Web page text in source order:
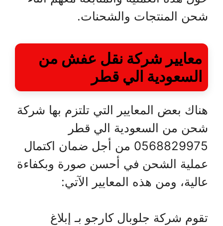
شحن المنتجات والشحنات.
معايير شركة نقل عفش من
السعودية الي قطر
هناك بعض المعايير التي تلتزم بها شركة
شحن من السعودية الي قطر
0568829975 من أجل ضمان اكتمال
عملية الشحن في أحسن صورة وبكفاءة
عالية، ومن هذه المعايير الآتي:
تقوم شركة جلوبال كارجو بـ إبلاغ